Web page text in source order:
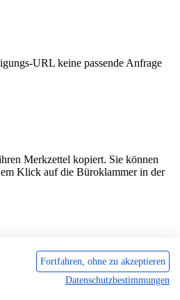
URL keine passende Anfrage
Merkzettel kopiert. Sie können
Klick auf die Büroklammer in der
und wir senden Ihnen das PDF per
Fortfahren, ohne zu akzeptieren
Datenschutzbestimmungen